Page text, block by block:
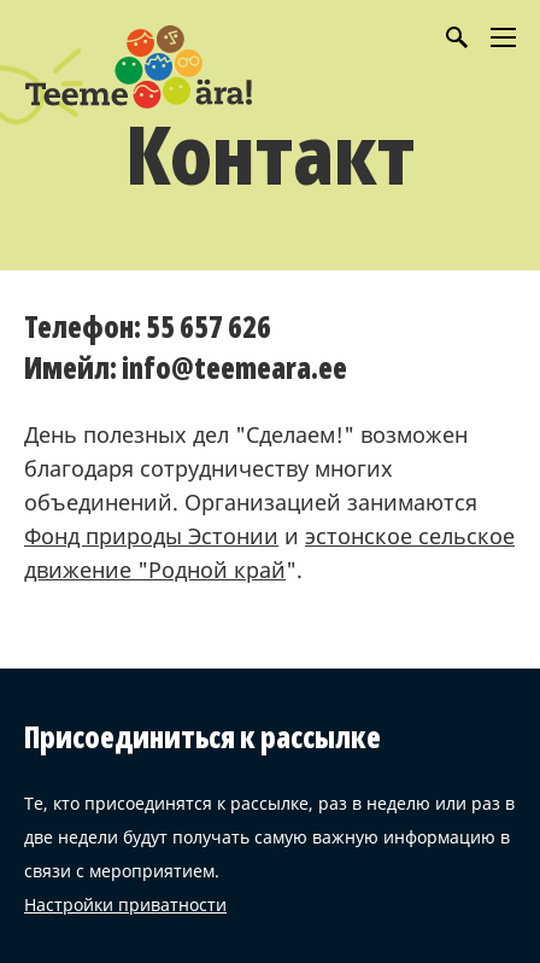
Контакт
Телефон: 55 657 626
Имейл: info@teemeara.ee
День полезных дел "Сделаем!" возможен
благодаря сотрудничеству многих
объединений. Организацией занимаются
Фонд природы Эстонии и эстонское сельское
движение "Родной край".
Присоединиться к рассылке
Те, кто присоединятся к рассылке, раз в неделю или раз в
две недели будут получать самую важную информацию в
связи с мероприятием.
Настройки приватности